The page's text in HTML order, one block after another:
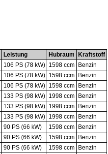
Leistung Hubraum
Kraftstoff
106 PS (78 kW) 1598 ccm
Benzin
106 PS (78 kW) 1598 ccm
Benzin
106 PS (78 kW) 1598 ccm
Benzin
133 PS (98 kW) 1998 ccm
Benzin
133 PS (98 kW) 1998 ccm
Benzin
133 PS (98 kW) 1998 ccm
Benzin
90 PS (66 kW) 1598 ccm
Benzin
90 PS (66 kW) 1598 ccm
Benzin
90 PS (66 kW) 1598 ccm
Benzin